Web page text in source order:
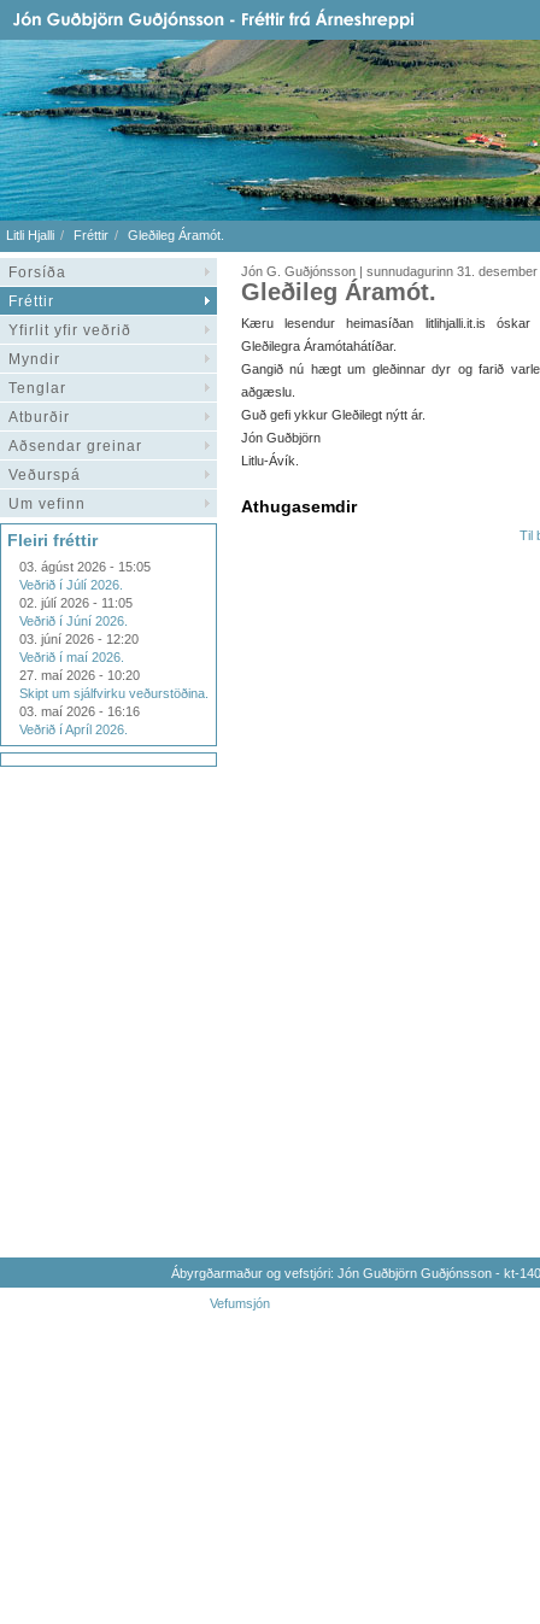
Litli Hjalli Fréttir Gleðileg Áramót.
Forsíða
Fréttir
Yfirlit yfir veðrið
Myndir
Tenglar
Atburðir
Aðsendar greinar
Veðurspá
Um vefinn
Fleiri fréttir
03. ágúst 2026 - 15:05
Veðrið í Júlí 2026.
02. júlí 2026 - 11:05
Veðrið í Júní 2026.
03. júní 2026 - 12:20
Veðrið í maí 2026.
27. maí 2026 - 10:20
Skipt um sjálfvirku veðurstöðina.
03. maí 2026 - 16:16
Veðrið í Apríl 2026.
Jón G. Guðjónsson | sunnudagurinn 31. desember
Gleðileg Áramót.
Kæru lesendur heimasíðan litlihjalli.it.is óskar
Gleðilegra Áramótahátíðar.
Gangið nú hægt um gleðinnar dyr og farið
aðgæslu.
Guð gefi ykkur Gleðilegt nýtt ár.
Jón Guðbjörn
Litlu-Ávík.
Athugasemdir
Til
Ábyrgðarmaður og vefstjóri: Jón Guðbjörn Guðjónsson - kt-
Vefumsjón